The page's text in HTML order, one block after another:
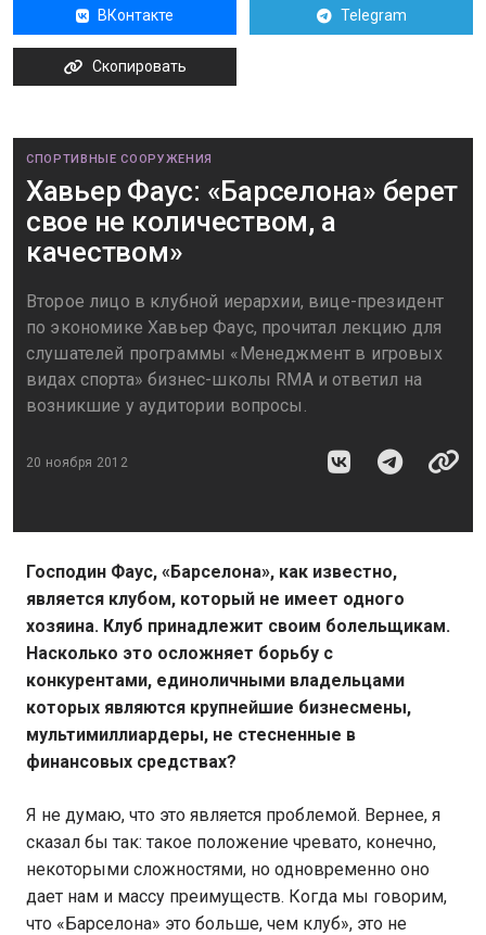
ВКонтакте Telegram
Скопировать
СПОРТИВНЫЕ СООРУЖЕНИЯ
Хавьер Фаус: «Барселона» берет
свое не количеством, а
качеством»
Второе лицо в клубной иерархии, вице-президент
по экономике Хавьер Фаус, прочитал лекцию для
слушателей программы «Менеджмент в игровых
видах спорта» бизнес-школы RMA и ответил на
возникшие у аудитории вопросы.
20 ноября 2012
Господин Фаус, «Барселона», как известно,
является клубом, который не имеет одного
хозяина. Клуб принадлежит своим болельщикам.
Насколько это осложняет борьбу с
конкурентами, единоличными владельцами
которых являются крупнейшие бизнесмены,
мультимиллиардеры, не стесненные в
финансовых средствах?
Я не думаю, что это является проблемой. Вернее, я
сказал бы так: такое положение чревато, конечно,
некоторыми сложностями, но одновременно оно
дает нам и массу преимуществ. Когда мы говорим,
что «Барселона» это больше, чем клуб», это не